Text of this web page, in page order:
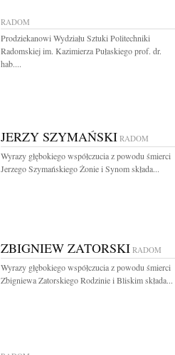
RADOM
Prodziekanowi Wydziału Sztuki Politechniki
Radomskiej im. Kazimierza Pułaskiego prof. dr.
hab....
JERZY SZYMAŃSKI RADOM
Wyrazy głębokiego współczucia z powodu śmierci
Jerzego Szymańskiego Żonie i Synom składa...
ZBIGNIEW ZATORSKI RADOM
Wyrazy głębokiego współczucia z powodu śmierci
Zbigniewa Zatorskiego Rodzinie i Bliskim składa...